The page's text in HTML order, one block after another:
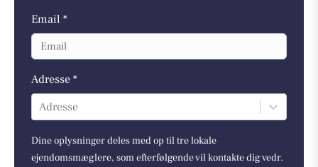
Email *
Adresse *
Adresse
Dine oplysninger deles med op til tre lokale
ejendomsmæglere, som efterfølgende vil kontakte dig vedr.